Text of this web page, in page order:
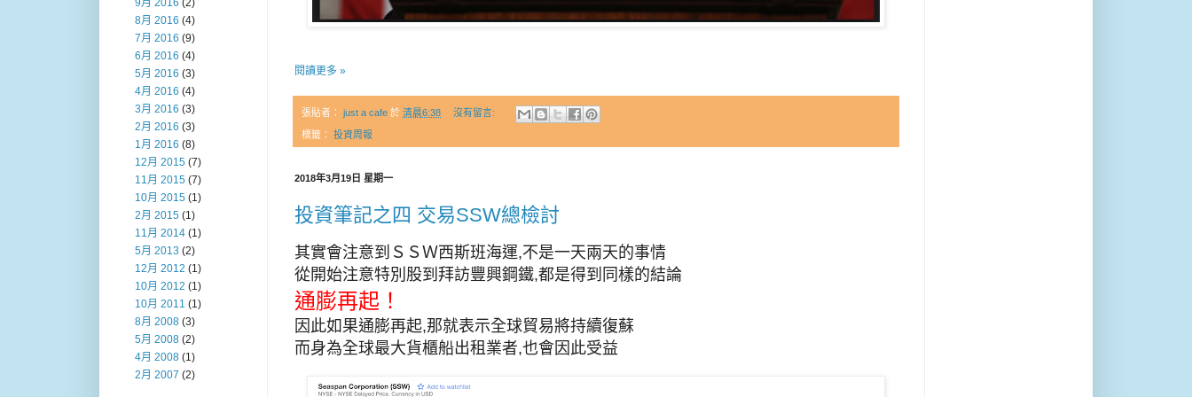
閱讀更多 »
張貼者： just a cafe 於 清晨6:38 沒有留言:
標籤： 投資周報
2018年3月19日 星期一
投資筆記之四 交易SSW總檢討
其實會注意到ＳＳＷ西斯班海運,不是一天兩天的事情
從開始注意特別股到拜訪豐興鋼鐵,都是得到同樣的結論
通膨再起！
因此如果通膨再起,那就表示全球貿易將持續復蘇
而身為全球最大貨櫃船出租業者,也會因此受益
9月 2016 (2)
8月 2016 (4)
7月 2016 (9)
6月 2016 (4)
5月 2016 (3)
4月 2016 (4)
3月 2016 (3)
2月 2016 (3)
1月 2016 (8)
12月 2015 (7)
11月 2015 (7)
10月 2015 (1)
2月 2015 (1)
11月 2014 (1)
5月 2013 (2)
12月 2012 (1)
10月 2012 (1)
10月 2011 (1)
8月 2008 (3)
5月 2008 (2)
4月 2008 (1)
2月 2007 (2)